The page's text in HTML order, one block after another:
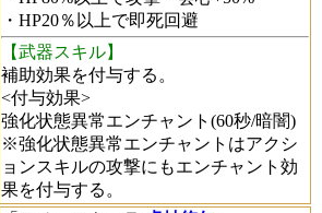
・HP20％以上で即死回避
【武器スキル】
補助効果を付与する。
<付与効果>
強化状態異常エンチャント(60秒/暗闇)
※強化状態異常エンチャントはアクシ
ョンスキルの攻撃にもエンチャント効
果を付与する。